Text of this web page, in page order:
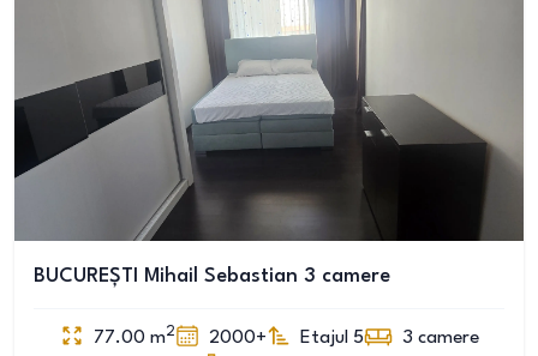
BUCUREȘTI Mihail Sebastian 3 camere
77.00 m2 2000+ Etajul 5 3 camere